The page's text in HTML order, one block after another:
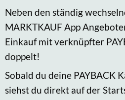
Neben den ständig
MARKTKAUF App
Einkauf mit verknüpfter
doppelt!
Sobald du deine PAYBACK
siehst du direkt auf der